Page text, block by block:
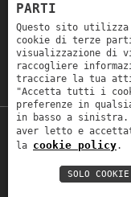
Ho
finalità ivi
Privacy
PARTI
Questo sito utilizza
cookie di terze
visualizzazione di
raccogliere
tracciare la tua
"Accetta tutti i
preferenze in
in basso a sinistra.
aver letto e
la cookie policy.
SOLO